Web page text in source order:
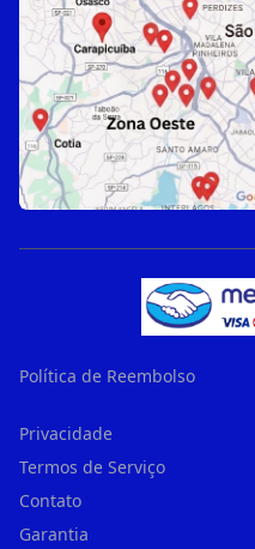
Política de Reembolso
Privacidade
Termos de Serviço
Contato
Garantia